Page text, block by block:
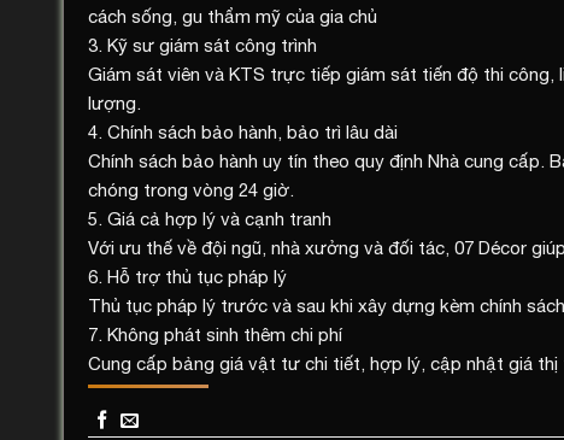
cách sống, gu thẩm mỹ của gia chủ
3. Kỹ sư giám sát công trình
Giám sát viên và KTS trực tiếp giám sát tiến độ thi
lượng.
4. Chính sách bảo hành, bảo trì lâu dài
Chính sách bảo hành uy tín theo quy định Nhà cung cấp.
chóng trong vòng 24 giờ.
5. Giá cả hợp lý và cạnh tranh
Với ưu thế về đội ngũ, nhà xưởng và đối tác, 07 Décor
6. Hỗ trợ thủ tục pháp lý
Thủ tục pháp lý trước và sau khi xây dựng kèm chính
7. Không phát sinh thêm chi phí
Cung cấp bảng giá vật tư chi tiết, hợp lý, cập nhật giá